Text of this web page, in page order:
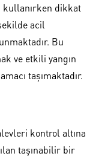
kullanırken dikkat
acil
Bu
ve etkili yangın
taşımaktadır.
kontrol altına
taşınabilir bir